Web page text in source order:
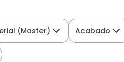
(Master) Acabado